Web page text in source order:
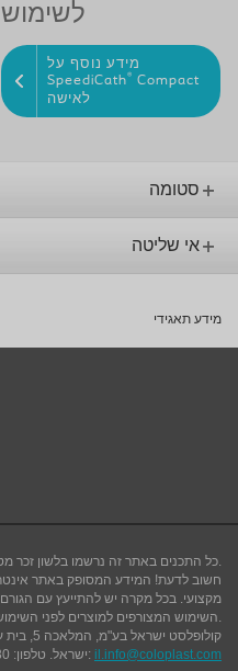
לשימוש
מידע נוסף על
SpeediCath®
Compact
לאישה
סטומה
אי שליטה
מידע תאגידי
כל התכנים באתר זה נרשמו בלשון זכר מטעמי נוחות אך מתייחסים לשני המינים.
חשוב לדעת! המידע המסופק באתר
מקצועי. בכל מקרה יש להתייעץ עם
השימוש המצורפים למוצרים לפני.
ישראל. טלפון: 09-766-7030, דוא"ל: il.info@coloplast.com